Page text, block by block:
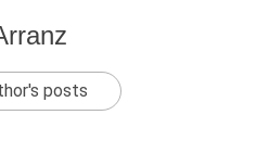
posts